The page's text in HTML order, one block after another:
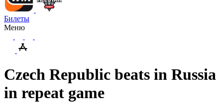
Билеты
Меню
Czech Republic beats in Russia
in repeat game